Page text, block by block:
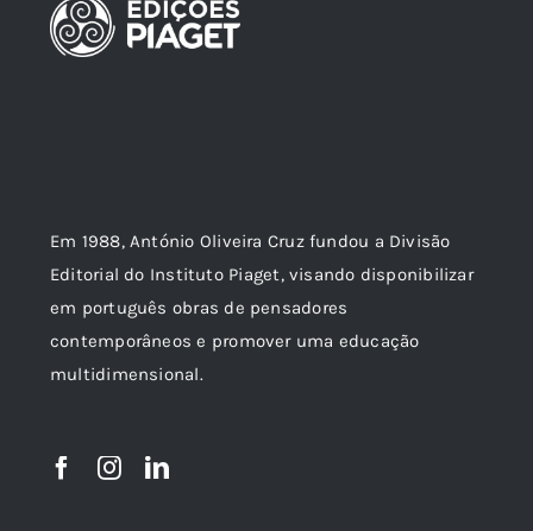
Em 1988, António Oliveira Cruz fundou a Divisão
Editorial do Instituto Piaget, visando disponibilizar
em português obras de pensadores
contemporâneos e promover uma educação
multidimensional.